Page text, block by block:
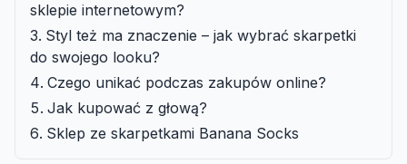
sklepie internetowym?
Styl też ma znaczenie – jak wybrać skarpetki
do swojego looku?
Czego unikać podczas zakupów online?
Jak kupować z głową?
Sklep ze skarpetkami Banana Socks